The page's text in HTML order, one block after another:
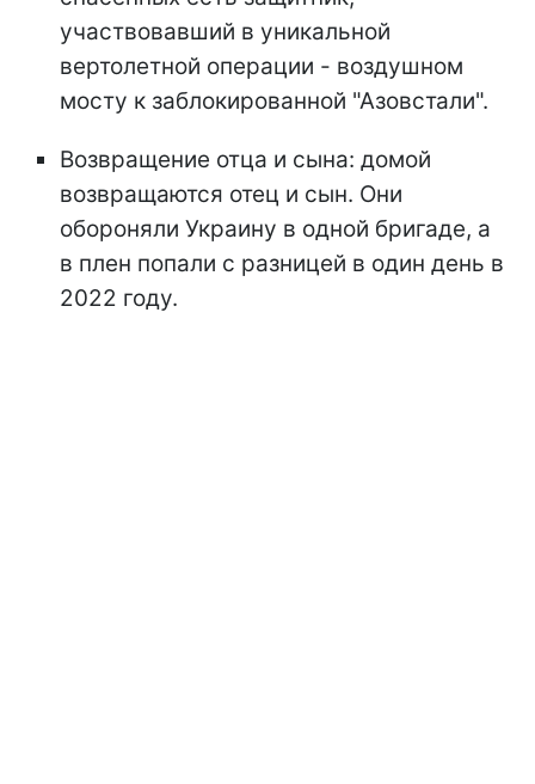
участвовавший в уникальной
вертолетной операции - воздушном
мосту к заблокированной "Азовстали".
Возвращение отца и сына: домой
возвращаются отец и сын. Они
обороняли Украину в одной бригаде, а
в плен попали с разницей в один день в
2022 году.